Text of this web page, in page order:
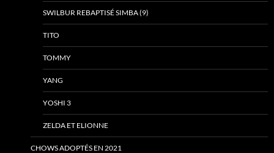
SWILBUR REBAPTISÉ SIMBA (9)
TITO
TOMMY
YANG
YOSHI 3
ZELDA ET ELIONNE
CHOWS ADOPTÉS EN 2021